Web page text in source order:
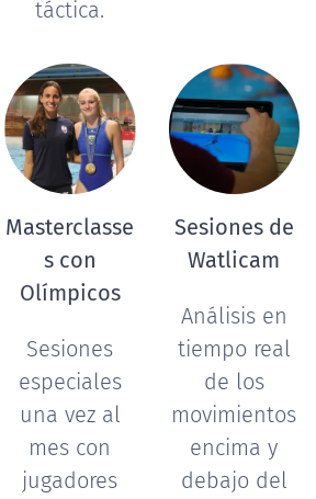
táctica.
Masterclasse
s con
Olímpicos
Sesiones
especiales
una vez al
mes con
jugadores
Sesiones de
Watlicam
Análisis en
tiempo real
de los
movimientos
encima y
debajo del